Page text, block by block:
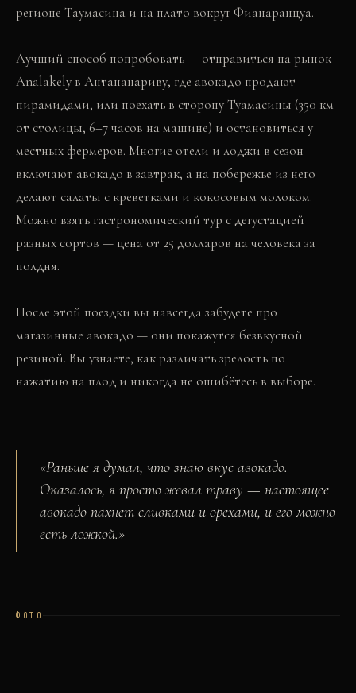
регионе Таумасина и на плато вокруг Фианаранцуа.
Лучший способ попробовать — отправиться на рынок
Analakely в Антананариву, где авокадо продают
пирамидами, или поехать в сторону Туамасины (350 км
от столицы, 6–7 часов на машине) и остановиться у
местных фермеров. Многие отели и лоджи в сезон
включают авокадо в завтрак, а на побережье из него
делают салаты с креветками и кокосовым молоком.
Можно взять гастрономический тур с дегустацией
разных сортов — цена от 25 долларов на человека за
полдня.
После этой поездки вы навсегда забудете про
магазинные авокадо — они покажутся безвкусной
резиной. Вы узнаете, как различать зрелость по
нажатию на плод и никогда не ошибётесь в выборе.
«Раньше я думал, что знаю вкус авокадо.
Оказалось, я просто жевал траву — настоящее
авокадо пахнет сливками и орехами, и его можно
есть ложкой.»
ФОТО